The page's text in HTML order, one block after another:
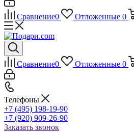
Сравнение0 Отложенные 0
Сравнение0 Отложенные 0
Телефоны
+7 (495) 198-19-90
+7 (920) 909-26-90
Заказать звонок